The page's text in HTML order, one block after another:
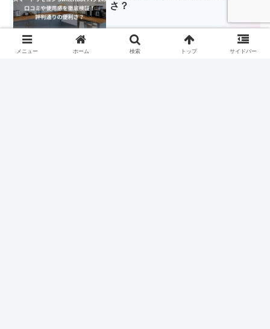
さ？
メニュー ホーム 検索 トップ サイドバー